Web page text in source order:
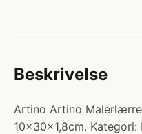
Beskrivelse
Artino Artino
10x30x1,8cm.